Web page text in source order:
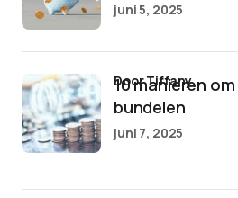
juni 5, 2025
10 manieren
bundelen
door Tiffany
juni 7, 2025